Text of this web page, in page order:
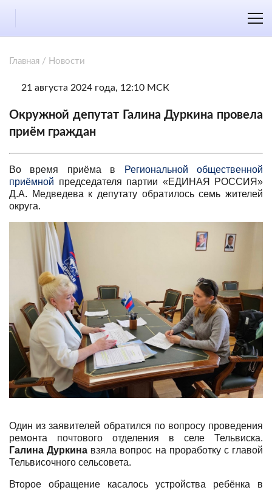
Главная / Новости
21 августа 2024 года, 12:10 МСК
Окружной депутат Галина Дуркина провела
приём граждан
Во время приёма в
Региональной общественной
приёмной председателя партии «ЕДИНАЯ РОССИЯ»
Д.А. Медведева к депутату обратилось семь жителей
округа.
Один из заявителей обратился по вопросу проведения
ремонта почтового отделения в селе Тельвиска.
Галина Дуркина взяла вопрос на проработку с главой
Тельвисочного сельсовета.
Второе обращение касалось устройства ребёнка в